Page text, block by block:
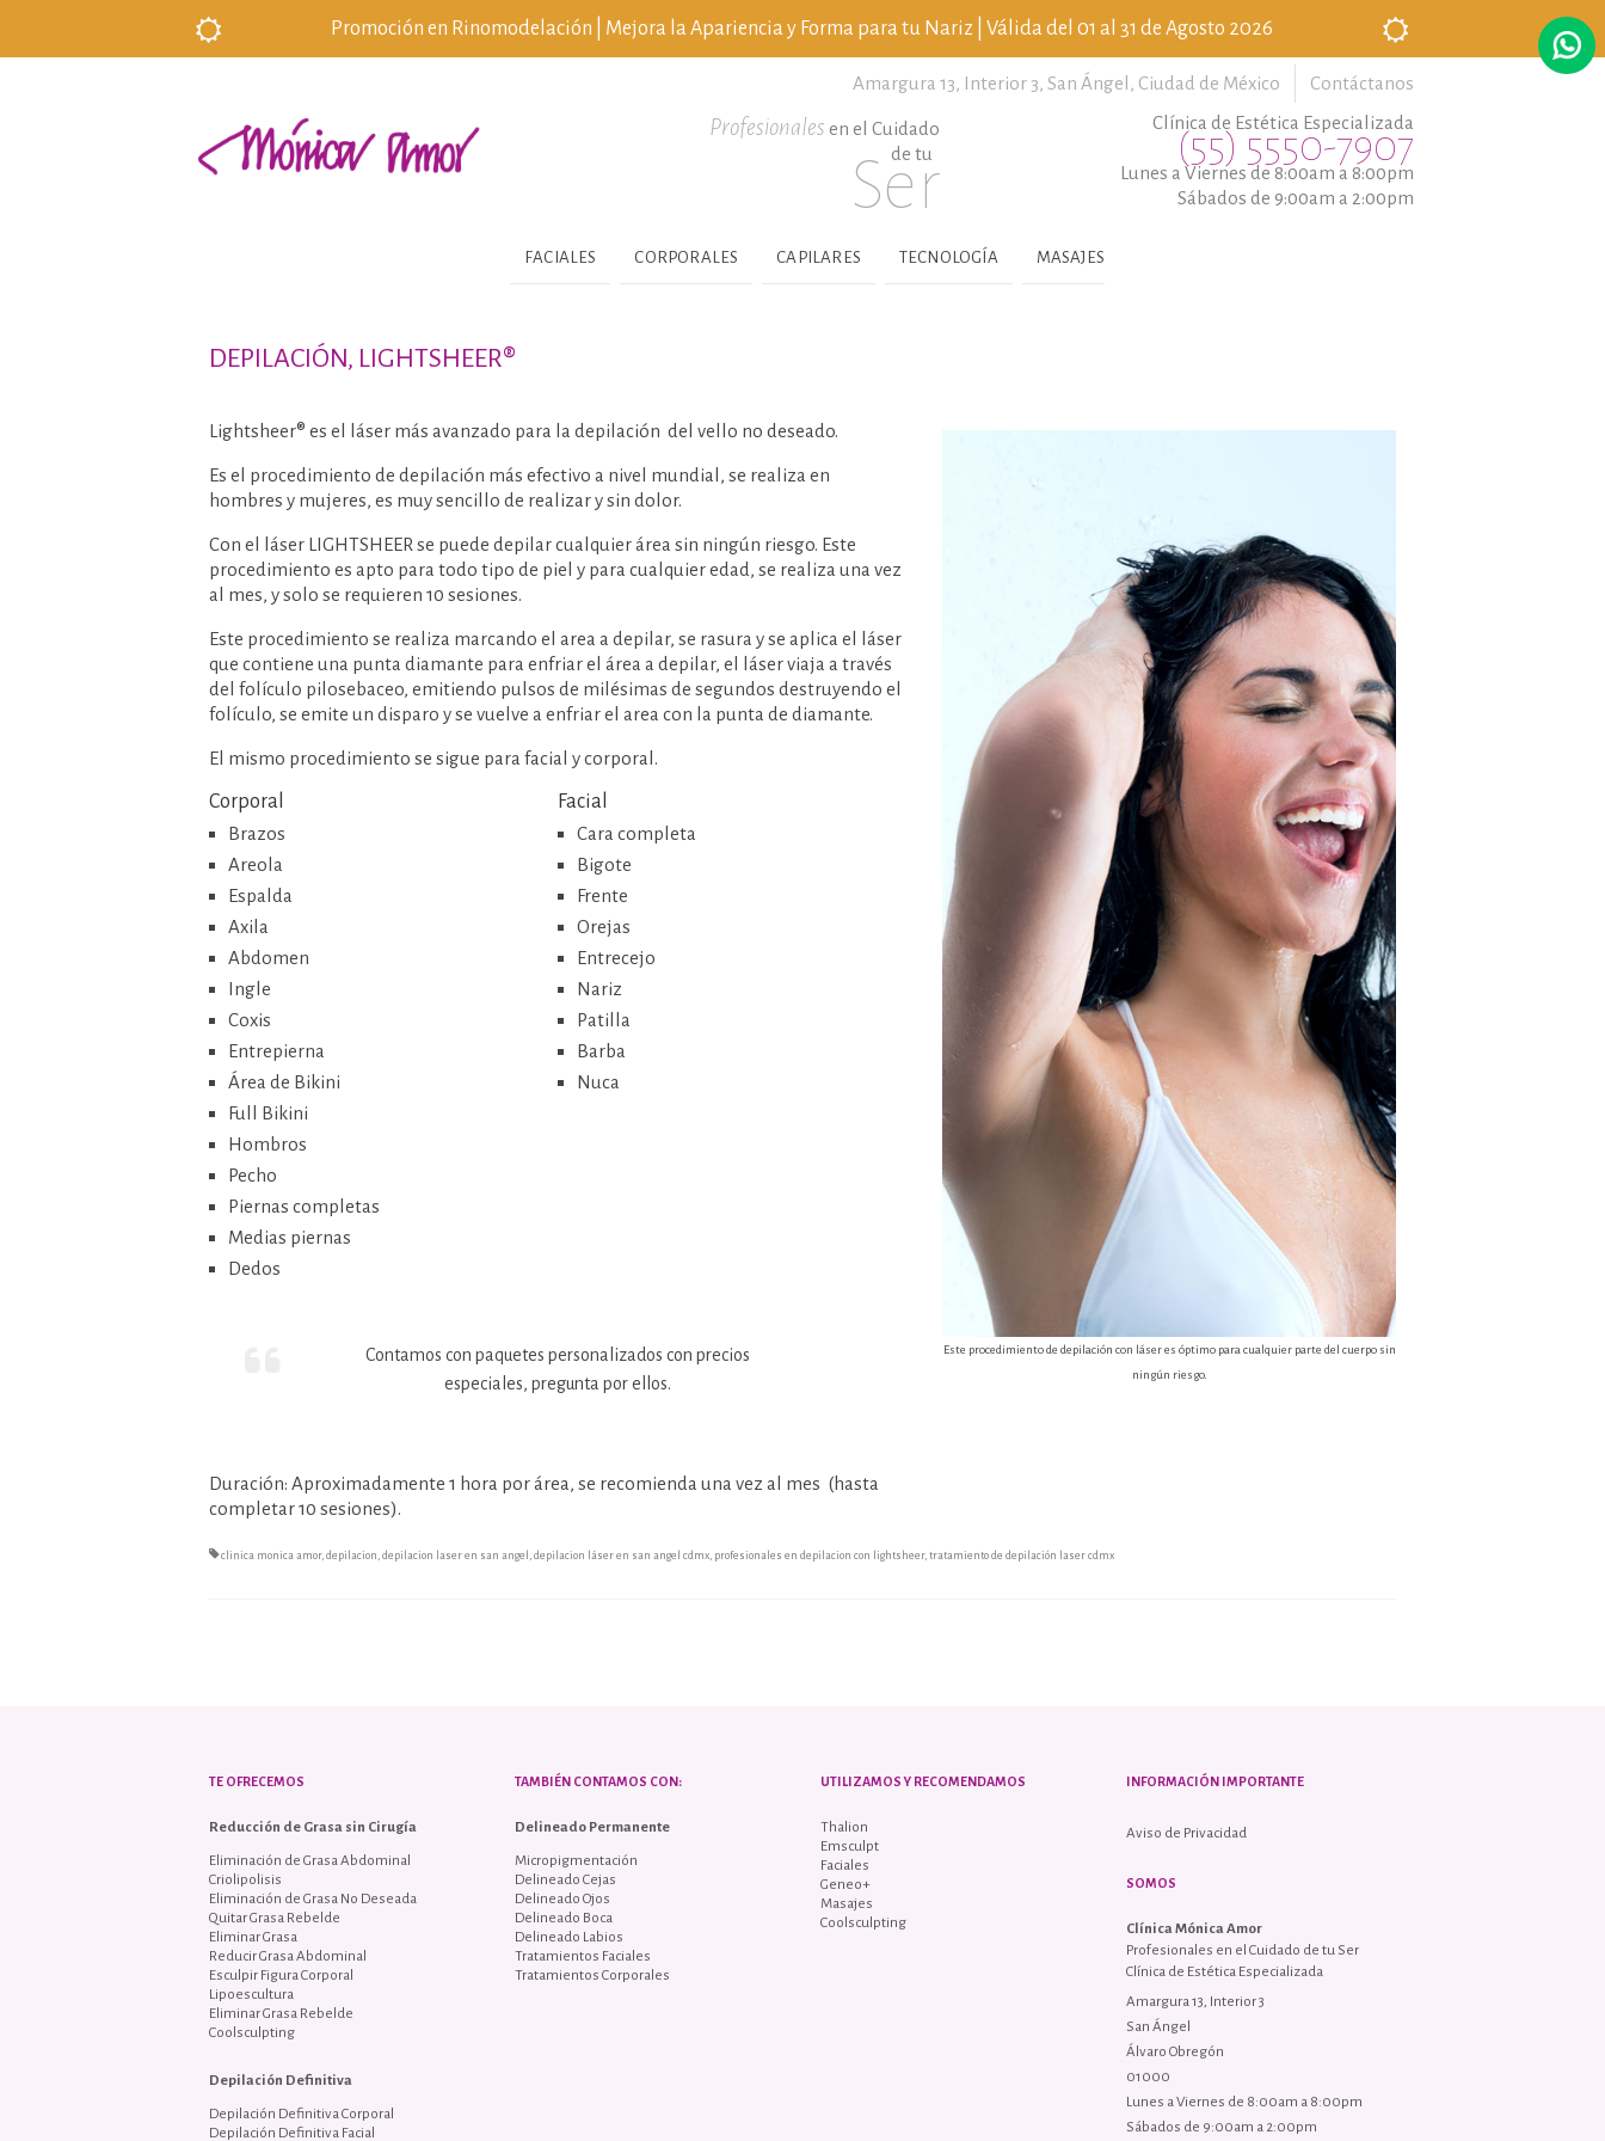
Promoción en Rinomodelación | Mejora la Apariencia y Forma para tu Nariz | Válida del 01 al 31 de Agosto 2026
Contáctanos
Amargura 13, Interior 3, San Ángel, Ciudad de México
Profesionales en el Cuidado
de tu
Ser
Clínica de Estética Especializada
(55) 5550-7907
Lunes a Viernes de 8:00am a 8:00pm
Sábados de 9:00am a 2:00pm
FACIALES CORPORALES CAPILARES TECNOLOGÍA MASAJES
DEPILACIÓN, LIGHTSHEER®
Lightsheer® es el láser más avanzado para la depilación del vello no deseado.
Es el procedimiento de depilación más efectivo a nivel mundial, se realiza en
hombres y mujeres, es muy sencillo de realizar y sin dolor.
Con el láser LIGHTSHEER se puede depilar cualquier área sin ningún riesgo. Este
procedimiento es apto para todo tipo de piel y para cualquier edad, se realiza una vez
al mes, y solo se requieren 10 sesiones.
Este procedimiento se realiza marcando el area a depilar, se rasura y se aplica el láser
que contiene una punta diamante para enfriar el área a depilar, el láser viaja a través
del folículo pilosebaceo, emitiendo pulsos de milésimas de segundos destruyendo el
folículo, se emite un disparo y se vuelve a enfriar el area con la punta de diamante.
El mismo procedimiento se sigue para facial y corporal.
Corporal
Brazos
Areola
Espalda
Axila
Abdomen
Ingle
Coxis
Entrepierna
Área de Bikini
Full Bikini
Hombros
Pecho
Piernas completas
Medias piernas
Dedos
Facial
Cara completa
Bigote
Frente
Orejas
Entrecejo
Nariz
Patilla
Barba
Nuca
Contamos con paquetes personalizados con precios
especiales, pregunta por ellos.
Duración: Aproximadamente 1 hora por área, se recomienda una vez al mes (hasta
completar 10 sesiones).
Este procedimiento de depilación con láser es óptimo para cualquier parte del cuerpo sin
ningún riesgo.
clinica monica amor, depilacion depilacion laser en san angel depilacion láser en san angel cdmx profesionales en depilacion con lightsheer, tratamiento de depilación laser cdmx
TE OFRECEMOS
Reducción de Grasa sin Cirugía
Eliminación de Grasa Abdominal
Criolipolisis
Eliminación de Grasa No Deseada
Quitar Grasa Rebelde
Eliminar Grasa
Reducir Grasa Abdominal
Esculpir Figura Corporal
Lipoescultura
Eliminar Grasa Rebelde
Coolsculpting
Depilación Definitiva
Depilación Definitiva Corporal
Depilación Definitiva Facial
TAMBIÉN CONTAMOS CON:
Delineado Permanente
Micropigmentación
Delineado Cejas
Delineado Ojos
Delineado Boca
Delineado Labios
Tratamientos Faciales
Tratamientos Corporales
UTILIZAMOS Y RECOMENDAMOS
Thalion
Emsculpt
Faciales
Geneo+
Masajes
Coolsculpting
INFORMACIÓN IMPORTANTE
Aviso de Privacidad
SOMOS
Clínica Mónica Amor
Profesionales en el Cuidado de tu Ser
Clínica de Estética Especializada
Amargura 13, Interior 3
San Ángel
Álvaro Obregón
01000
Lunes a Viernes de 8:00am a 8:00pm
Sábados de 9:00am a 2:00pm